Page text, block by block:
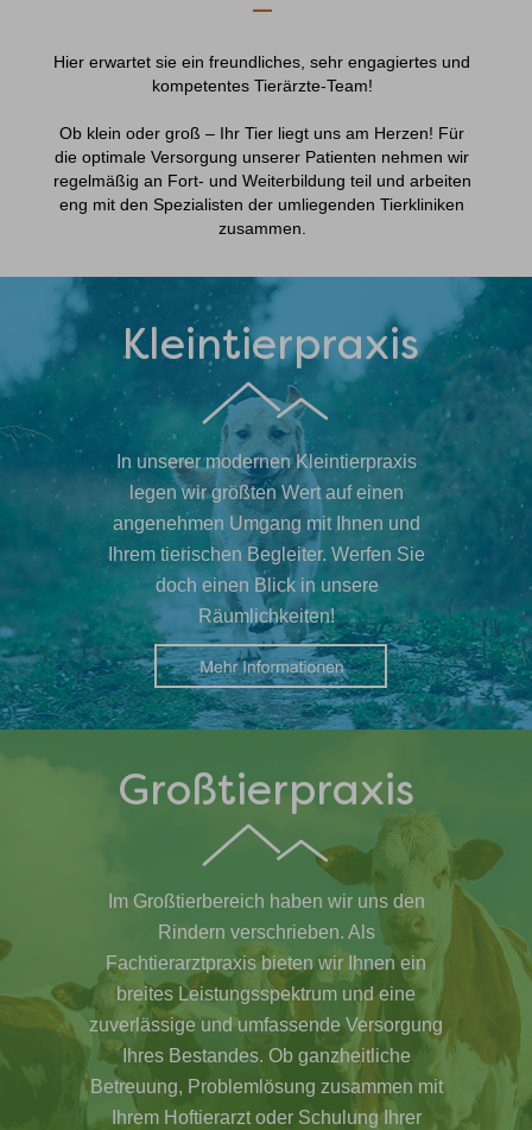
—
Hier erwartet sie ein freundliches, sehr engagiertes und
kompetentes Tierärzte-Team!
Ob klein oder groß – Ihr Tier liegt uns am Herzen! Für
die optimale Versorgung unserer Patienten nehmen wir
regelmäßig an Fort- und Weiterbildung teil und arbeiten
eng mit den Spezialisten der umliegenden Tierkliniken
zusammen.
Kleintierpraxis
In unserer modernen Kleintierpraxis
legen wir größten Wert auf einen
angenehmen Umgang mit Ihnen und
Ihrem tierischen Begleiter. Werfen Sie
doch einen Blick in unsere
Räumlichkeiten!
Großtierpraxis
Im Großtierbereich haben wir uns den
Rindern verschrieben. Als
Fachtierarztpraxis bieten wir Ihnen ein
breites Leistungsspektrum und eine
zuverlässige und umfassende Versorgung
Ihres Bestandes. Ob ganzheitliche
Betreuung, Problemlösung zusammen mit
Ihrem Hoftierarzt oder Schulung Ihrer